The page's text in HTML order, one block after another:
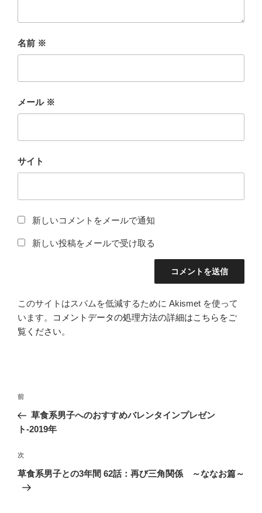
名前 ※
メール ※
サイト
新しいコメントをメールで通知
新しい投稿をメールで受け取る
このサイトはスパムを低減するために Akismet を使って
います。
コメントデータの処理方法の詳細はこちらをご
覧ください。
投
ナ
ゲ
ー
シ
前
の
投
前
草食系男子へのおすすめバレンタインプレゼン
ト-2019年
次
の
次
草食系男子との3年間 62話：再び三角関係 ～ななお篇～